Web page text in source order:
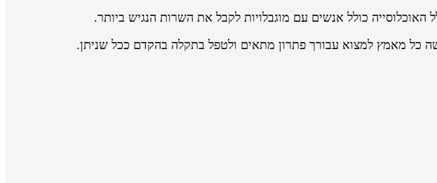
כולל אנשים עם מוגבלויות לקבל את השרות הנגיש ביותר.
כל מאמץ למצוא עבורך פתרון מתאים ולטפל בתקלה בהקדם ככל שניתן.